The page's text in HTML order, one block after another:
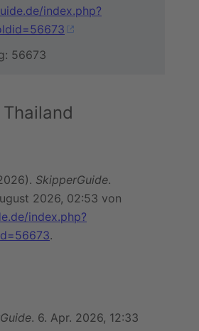
index.php?
56673
SkipperGuide.
2026, 02:53 von
index.php?
.
. 6. Apr. 2026, 12:33